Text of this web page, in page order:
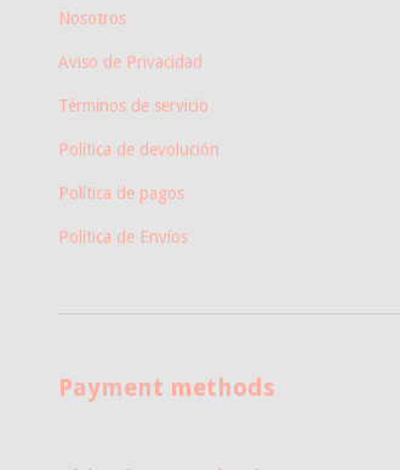
Nosotros
Aviso de Privacidad
Términos de servicio
Política de devolución
Política de pagos
Política de Envíos
Payment methods